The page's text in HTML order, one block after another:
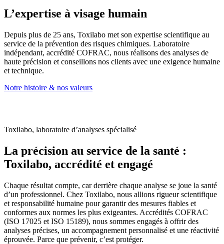
L’expertise à visage humain
Depuis plus de 25 ans, Toxilabo met son expertise scientifique au
service de la prévention des risques chimiques. Laboratoire
indépendant, accrédité COFRAC, nous réalisons des analyses de
haute précision et conseillons nos clients avec une exigence humaine
et technique.
Notre histoire & nos valeurs
Toxilabo, laboratoire d’analyses spécialisé
La précision au service de la santé :
Toxilabo, accrédité et engagé
Chaque résultat compte, car derrière chaque analyse se joue la santé
d’un professionnel. Chez Toxilabo, nous allions rigueur scientifique
et responsabilité humaine pour garantir des mesures fiables et
conformes aux normes les plus exigeantes. Accrédités COFRAC
(ISO 17025 et ISO 15189), nous sommes engagés à offrir des
analyses précises, un accompagnement personnalisé et une réactivité
éprouvée. Parce que prévenir, c’est protéger.